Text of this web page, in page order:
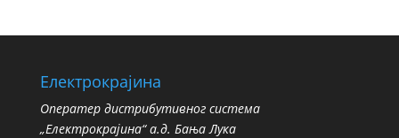
Електрокрајина
Oператер дистрибутивног система
„Електрокрајина“ а.д. Бања Лука